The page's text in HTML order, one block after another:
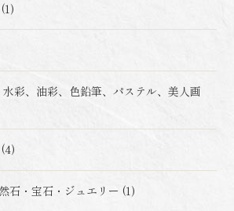
彩、油彩、色鉛筆、パステル、美人画
石・宝石・ジュエリー (1)